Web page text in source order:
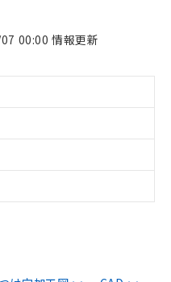
00:00 情報更新